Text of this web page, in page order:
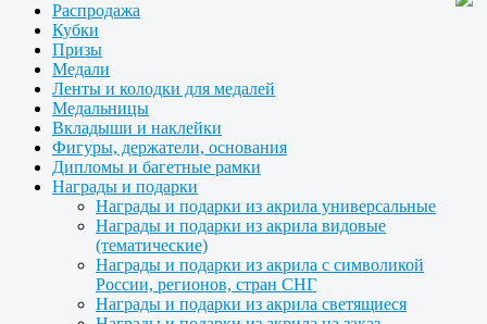
Распродажа
Кубки
Призы
Медали
Ленты и колодки для медалей
Медальницы
Вкладыши и наклейки
Фигуры, держатели, основания
Дипломы и багетные рамки
Награды и подарки
Награды и подарки из акрила универсальные
Награды и подарки из акрила видовые
(тематические)
Награды и подарки из акрила с символикой
России, регионов, стран СНГ
Награды и подарки из акрила светящиеся